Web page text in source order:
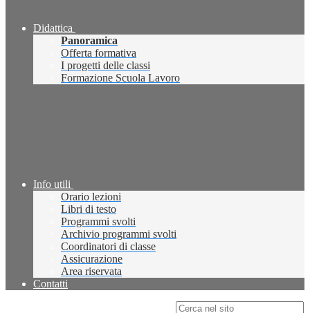
Didattica
Panoramica
Offerta formativa
I progetti delle classi
Formazione Scuola Lavoro
Info utili
Orario lezioni
Libri di testo
Programmi svolti
Archivio programmi svolti
Coordinatori di classe
Assicurazione
Area riservata
Contatti